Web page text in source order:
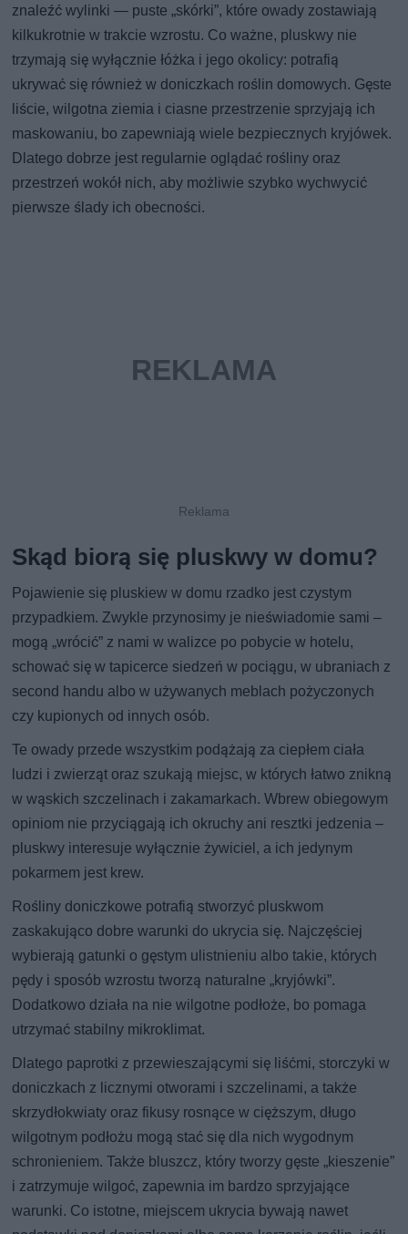
znaleźć wylinki — puste „skórki”, które owady zostawiają
kilkukrotnie w trakcie wzrostu. Co ważne, pluskwy nie
trzymają się wyłącznie łóżka i jego okolicy: potrafią
ukrywać się również w doniczkach roślin domowych. Gęste
liście, wilgotna ziemia i ciasne przestrzenie sprzyjają ich
maskowaniu, bo zapewniają wiele bezpiecznych kryjówek.
Dlatego dobrze jest regularnie oglądać rośliny oraz
przestrzeń wokół nich, aby możliwie szybko wychwycić
pierwsze ślady ich obecności.
Skąd biorą się pluskwy w domu?
Pojawienie się pluskiew w domu rzadko jest czystym
przypadkiem. Zwykle przynosimy je nieświadomie sami –
mogą „wrócić” z nami w walizce po pobycie w hotelu,
schować się w tapicerce siedzeń w pociągu, w ubraniach z
second handu albo w używanych meblach pożyczonych
czy kupionych od innych osób.
Te owady przede wszystkim podążają za ciepłem ciała
ludzi i zwierząt oraz szukają miejsc, w których łatwo znikną
w wąskich szczelinach i zakamarkach. Wbrew obiegowym
opiniom nie przyciągają ich okruchy ani resztki jedzenia –
pluskwy interesuje wyłącznie żywiciel, a ich jedynym
pokarmem jest krew.
Rośliny doniczkowe potrafią stworzyć pluskwom
zaskakująco dobre warunki do ukrycia się. Najczęściej
wybierają gatunki o gęstym ulistnieniu albo takie, których
pędy i sposób wzrostu tworzą naturalne „kryjówki”.
Dodatkowo działa na nie wilgotne podłoże, bo pomaga
utrzymać stabilny mikroklimat.
Dlatego paprotki z przewieszającymi się liśćmi, storczyki w
doniczkach z licznymi otworami i szczelinami, a także
skrzydłokwiaty oraz fikusy rosnące w cięższym, długo
wilgotnym podłożu mogą stać się dla nich wygodnym
schronieniem. Także bluszcz, który tworzy gęste „kieszenie”
i zatrzymuje wilgoć, zapewnia im bardzo sprzyjające
warunki. Co istotne, miejscem ukrycia bywają nawet